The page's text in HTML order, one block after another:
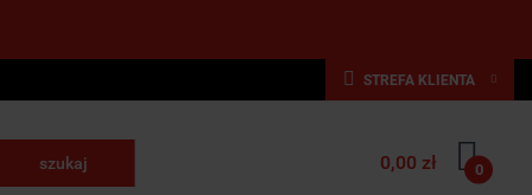
STREFA KLIENTA
Zarejestruj się
0,00 zł 0